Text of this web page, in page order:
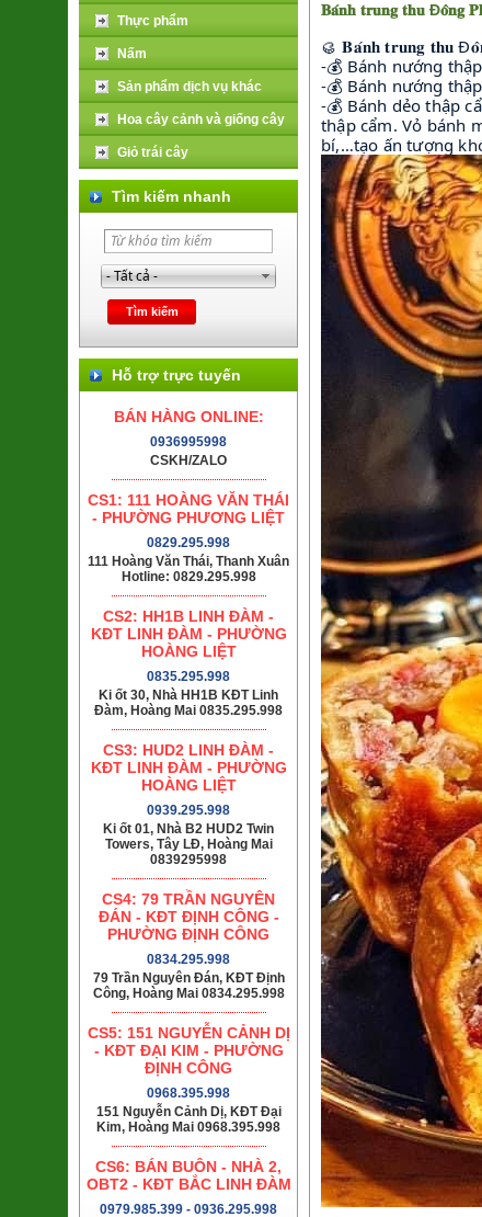
Thực phẩm
Nấm
Sản phẩm dịch vụ khác
Hoa cây cảnh và giống cây
Giỏ trái cây
Tìm kiếm nhanh
Hỗ trợ trực tuyến
BÁN HÀNG ONLINE:
0936995998
CSKH/ZALO
CS1: 111 HOÀNG VĂN THÁI
- PHƯỜNG PHƯƠNG LIỆT
0829.295.998
111 Hoàng Văn Thái, Thanh Xuân
Hotline: 0829.295.998
CS2: HH1B LINH ĐÀM -
KĐT LINH ĐÀM - PHƯỜNG
HOÀNG LIỆT
0835.295.998
Ki ốt 30, Nhà HH1B KĐT Linh
Đàm, Hoàng Mai 0835.295.998
CS3: HUD2 LINH ĐÀM -
KĐT LINH ĐÀM - PHƯỜNG
HOÀNG LIỆT
0939.295.998
Ki ốt 01, Nhà B2 HUD2 Twin
Towers, Tây LĐ, Hoàng Mai
0839295998
CS4: 79 TRẦN NGUYÊN
ĐÁN - KĐT ĐỊNH CÔNG -
PHƯỜNG ĐỊNH CÔNG
0834.295.998
79 Trần Nguyên Đán, KĐT Định
Công, Hoàng Mai 0834.295.998
CS5: 151 NGUYỄN CẢNH DỊ
- KĐT ĐẠI KIM - PHƯỜNG
ĐỊNH CÔNG
0968.395.998
151 Nguyễn Cảnh Dị, KĐT Đại
Kim, Hoàng Mai 0968.395.998
CS6: BÁN BUÔN - NHÀ 2,
OBT2 - KĐT BẮC LINH ĐÀM
0979.985.399 - 0936.295.998
𝐁𝐚́𝐧𝐡 𝐭𝐫𝐮𝐧𝐠 𝐭𝐡𝐮 Đ𝐨̂𝐧𝐠
🥮 𝐁𝐚́𝐧𝐡 𝐭𝐫𝐮𝐧𝐠 𝐭𝐡𝐮
-💰 Bánh nướng
-💰 Bánh nướng
-💰 Bánh dẻo thập
thập cẩm. Vỏ bánh
bí,…tạo ấn tượng